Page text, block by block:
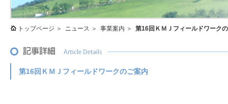
トップページ ニュース 事業案内 第16回ＫＭＪフィールドワーク
第16回ＫＭＪフィールドワークのご案内